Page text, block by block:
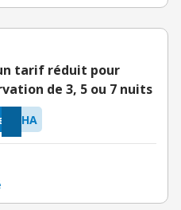
tarif réduit pour
de 3, 5 ou 7 nuits
LHA